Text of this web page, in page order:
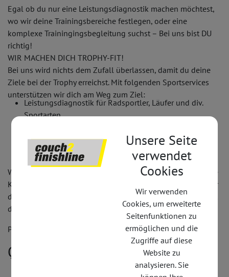
Egal ob du nur eine Leistungsdiagnostik machen möchtest,
wo wir deine Trainingsbereiche festlegen, oder eine
komplexe Trainingingsbegleitung suchst – Bei uns bist DU
richtig!
WIR MACHEN DICH TROPHY-FIT!
Bei uns wird nichts dem Zufall überlassen, damit du deine
Ziele bei der Trophy erreichst. Mit folgenden Sportservices
unterstützen wir dich am Weg zum Ziel:
Leistungsdiagnostik für Radsportler, Läufer und div.
Sportarten
Konditionstraining
und viele andere, personalisierte Services
Wir bieten dir hier bewusst kein fixes Paket an, da wir unsere
Kunden immer maßgeschneidert betreuen. Eines können wir
dir aber zusagen, als couch2cinishline-TeilnehmerIn sicherst
du dir 15 % auf alle unsere Dienstleistungen!
Preis: auf Anfrage
Qualifikation:
Unsere Seite
verwendet
Cookies
Wir verwenden
Cookies, um erweiterte
Seitenfunktionen zu
ermöglichen und die
Zugriffe auf diese
Website zu
analysieren. Sie